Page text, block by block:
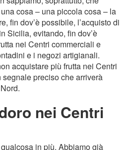
cosa – una piccola cosa – la
fin dov’è possibile, l’acquisto di
Sicilia, evitando, fin dov’è
nei Centri commerciali e
e i negozi artigianali.
acquistare più frutta nei Centri
preciso che arriverà
nei Centri
in più. Abbiamo già